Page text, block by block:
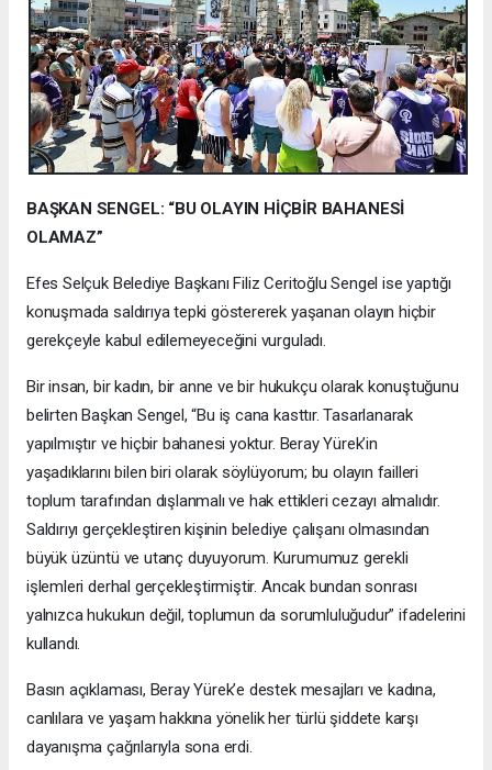
BAŞKAN SENGEL: “BU OLAYIN HİÇBİR BAHANESİ
OLAMAZ”
Efes Selçuk Belediye Başkanı Filiz Ceritoğlu Sengel ise yaptığı
konuşmada saldırıya tepki göstererek yaşanan olayın hiçbir
gerekçeyle kabul edilemeyeceğini vurguladı.
Bir insan, bir kadın, bir anne ve bir hukukçu olarak konuştuğunu
belirten Başkan Sengel, “Bu iş cana kasttır. Tasarlanarak
yapılmıştır ve hiçbir bahanesi yoktur. Beray Yürek’in
yaşadıklarını bilen biri olarak söylüyorum; bu olayın failleri
toplum tarafından dışlanmalı ve hak ettikleri cezayı almalıdır.
Saldırıyı gerçekleştiren kişinin belediye çalışanı olmasından
büyük üzüntü ve utanç duyuyorum. Kurumumuz gerekli
işlemleri derhal gerçekleştirmiştir. Ancak bundan sonrası
yalnızca hukukun değil, toplumun da sorumluluğudur” ifadelerini
kullandı.
Basın açıklaması, Beray Yürek’e destek mesajları ve kadına,
canlılara ve yaşam hakkına yönelik her türlü şiddete karşı
dayanışma çağrılarıyla sona erdi.